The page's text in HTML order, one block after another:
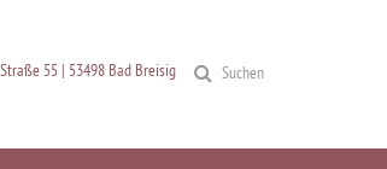
55 | 53498 Bad Breisig Suchen